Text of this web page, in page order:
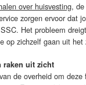
over huisvesting,
zorgen ervoor dat
Het probleem
op zichzelf gaan uit het
raken uit zicht
de overheid om deze